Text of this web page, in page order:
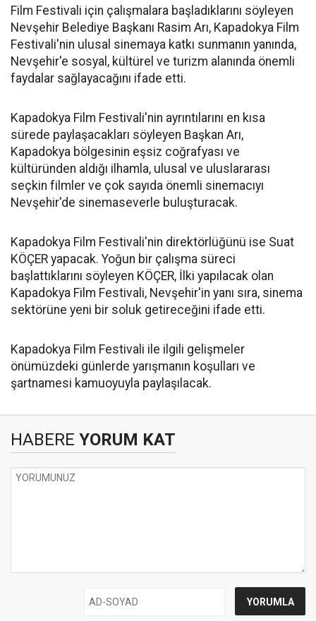
Film Festivali için çalışmalara başladıklarını söyleyen
Nevşehir Belediye Başkanı Rasim Arı, Kapadokya Film
Festivali'nin ulusal sinemaya katkı sunmanın yanında,
Nevşehir'e sosyal, kültürel ve turizm alanında önemli
faydalar sağlayacağını ifade etti.
Kapadokya Film Festivali'nin ayrıntılarını en kısa
sürede paylaşacakları söyleyen Başkan Arı,
Kapadokya bölgesinin eşsiz coğrafyası ve
kültüründen aldığı ilhamla, ulusal ve uluslararası
seçkin filmler ve çok sayıda önemli sinemacıyı
Nevşehir'de sinemaseverle buluşturacak.
Kapadokya Film Festivali'nin direktörlüğünü ise Suat
KÖÇER yapacak. Yoğun bir çalışma süreci
başlattıklarını söyleyen KÖÇER, İlki yapılacak olan
Kapadokya Film Festivali, Nevşehir'in yanı sıra, sinema
sektörüne yeni bir soluk getireceğini ifade etti.
Kapadokya Film Festivali ile ilgili gelişmeler
önümüzdeki günlerde yarışmanın koşulları ve
şartnamesi kamuoyuyla paylaşılacak.
HABERE YORUM KAT